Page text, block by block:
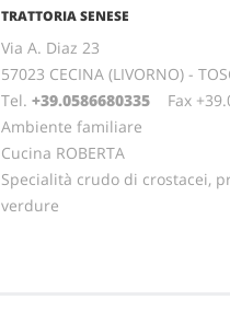
TRATTORIA SENESE
Via A. Diaz 23
57023 CECINA (LIVORNO) -
Tel. +39.0586680335 Fax
Ambiente familiare
Cucina ROBERTA
Specialità crudo di crostacei,
verdure